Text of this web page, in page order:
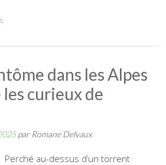
dans les Alpes
curieux de
par Romane Delvaux
Perché au-dessus d’un torrent